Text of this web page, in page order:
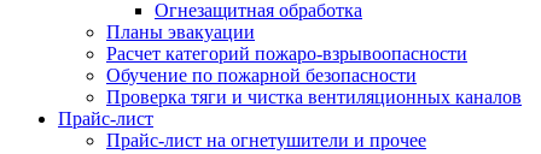
Огнезащитная обработка
Планы эвакуации
Расчет категорий пожаро-взрывоопасности
Обучение по пожарной безопасности
Проверка тяги и чистка вентиляционных каналов
Прайс-лист
Прайс-лист на огнетушители и прочее